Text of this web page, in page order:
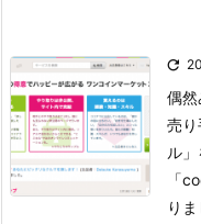

偶
売り
ル
「
りま